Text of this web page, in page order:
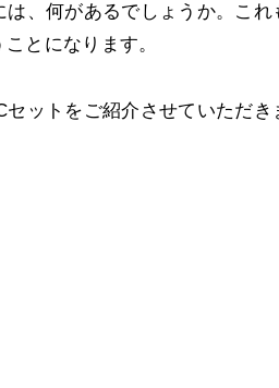
、何があるでしょうか。こ
とになります。
ットをご紹介させていただき